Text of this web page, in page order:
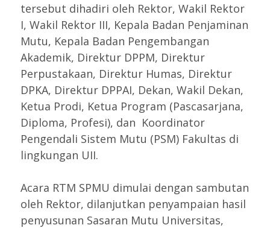
tersebut dihadiri oleh Rektor, Wakil Rektor
I, Wakil Rektor III, Kepala Badan Penjaminan
Mutu, Kepala Badan Pengembangan
Akademik, Direktur DPPM, Direktur
Perpustakaan, Direktur Humas, Direktur
DPKA, Direktur DPPAI, Dekan, Wakil Dekan,
Ketua Prodi, Ketua Program (Pascasarjana,
Diploma, Profesi), dan Koordinator
Pengendali Sistem Mutu (PSM) Fakultas di
lingkungan UII.
Acara RTM SPMU dimulai dengan sambutan
oleh Rektor, dilanjutkan penyampaian hasil
penyusunan Sasaran Mutu Universitas,